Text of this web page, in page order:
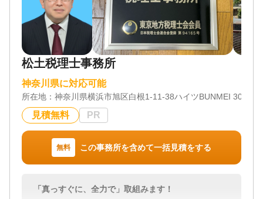
松土税理士事務所
神奈川県に対応可能
所在地： 神奈川県横浜市旭区白根1-11-38ハイツBUNMEI 301
見積無料 PR
無料 この事務所を含めて一括見積をする
「真っすぐに、全力で」取組みます！